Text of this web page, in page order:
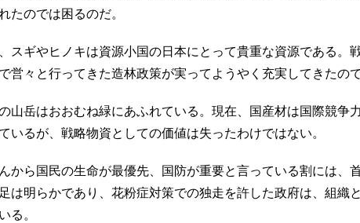
たのでは困るのだ。
スギやヒノキは資源小国の日本にとって貴重な資源である。
営々と行ってきた造林政策が実ってようやく充実してきたので
山岳はおおむね緑にあふれている。現在、国産材は国際競争
いるが、戦略物資としての価値は失ったわけではない。
から国民の生命が最優先、国防が重要と言っている割には、
は明らかであり、花粉症対策での独走を許した政府は、組織
る。